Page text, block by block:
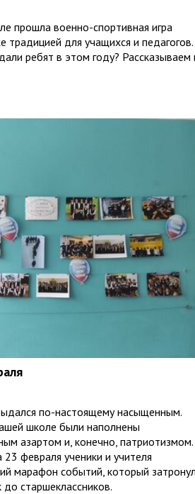
прошла военно-спортивная игра
традицией для учащихся и педагогов.
ребят в этом году? Рассказываем
по-настоящему насыщенным.
школе были наполнены
азартом и, конечно,
февраля ученики и учителя
марафон событий, который
старшеклассников.